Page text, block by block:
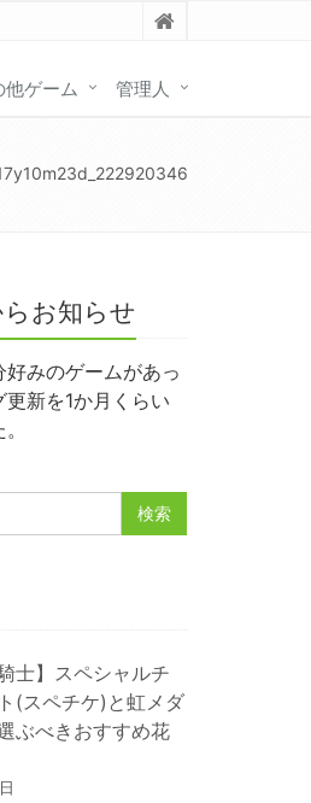
他ゲーム 管理人
お知らせ
好みのゲームがあっ
新を1か月くらい
騎士】スペシャルチ
(スペチケ)と虹メダ
ぶべきおすすめ花